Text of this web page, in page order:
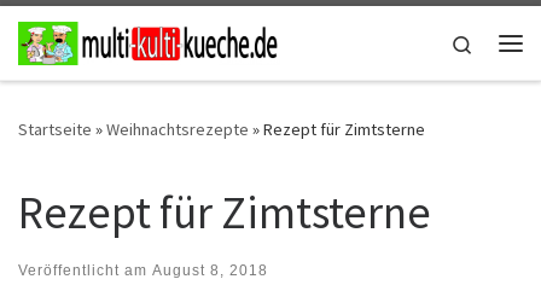
Zum Inhalt springen
Search
Startseite »Weihnachtsrezepte »Rezept für Zimtsterne
Rezept für Zimtsterne
Veröffentlicht am August 8, 2018